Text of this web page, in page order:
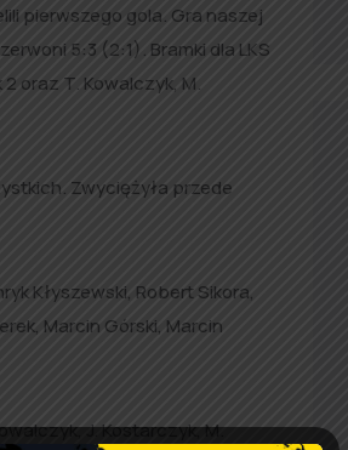
pierwszego gola. Gra naszej
5:3 (2:1). Bramki dla LKS
oraz T. Kowalczyk, M.
Zwyciężyła przede
Kłyszewski, Robert Sikora,
Marcin Górski, Marcin
J. Kostarczyk, M.